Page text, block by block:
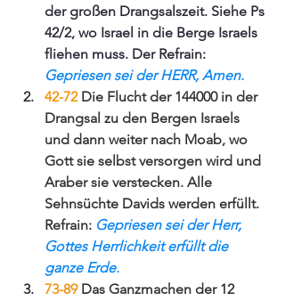
der großen Drangsalszeit. Siehe Ps
42/2, wo Israel in die Berge Israels
fliehen muss. Der Refrain:
Gepriesen sei der HERR, Amen.
42-72 Die Flucht der 144000 in der
Drangsal zu den Bergen Israels
und dann weiter nach Moab, wo
Gott sie selbst versorgen wird und
Araber sie verstecken. Alle
Sehnsüchte Davids werden erfüllt.
Refrain: Gepriesen sei der Herr,
Gottes Herrlichkeit erfüllt die
ganze Erde.
73-89 Das Ganzmachen der 12